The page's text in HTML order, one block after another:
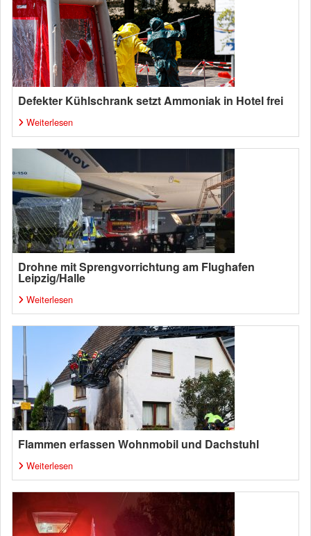
Defekter Kühlschrank setzt Ammoniak in Hotel frei
Weiterlesen
Drohne mit Sprengvorrichtung am Flughafen
Leipzig/Halle
Weiterlesen
Flammen erfassen Wohnmobil und Dachstuhl
Weiterlesen